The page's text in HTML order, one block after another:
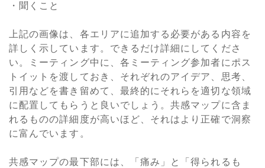
・聞くこと
上記の画像は、各エリアに追加する必要がある内容を
詳しく示しています。できるだけ詳細にしてくださ
い。ミーティング中に、各ミーティング参加者にポス
トイットを渡しておき、それぞれのアイデア、思考、
引用などを書き留めて、最終的にそれらを適切な領域
に配置してもらうと良いでしょう。共感マップに含ま
れるものの詳細度が高いほど、それはより正確で洞察
に富んでいます。
共感マップの最下部には、「痛み」と「得られるも